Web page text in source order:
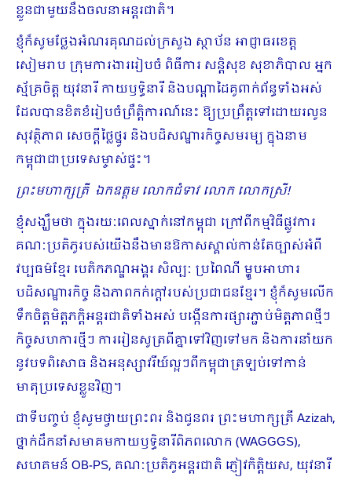
ខ្លួនជាមួយនឹងចលនាអន្តរជាតិ។
ខ្ញុំក៏សូមថ្លែងអំណរគុណដល់ក្រសួង ស្ថាប័ន អាជ្ញាធរខេត្ត
សៀមរាប ក្រុមការងាររៀបចំ ពិធីការ សន្តិសុខ សុខាភិបាល អ្នក
ស្ម័គ្រចិត្ត យុវនារី កាយឫទ្ធិនារី និងបណ្តាដៃគូពាក់ព័ន្ធទាំងអស់
ដែលបានខិតខំរៀបចំព្រឹត្តិការណ៍នេះ ឱ្យប្រព្រឹត្តទៅដោយរលូន
សុវត្ថិភាព សេចក្តីថ្លៃថ្នូរ និងបដិសណ្ឋារកិច្ចសមរម្យ ក្នុងនាម
កម្ពុជាជាប្រទេសម្ចាស់ផ្ទះ។
ព្រះមហាក្សត្រី ឯកឧត្តម លោកជំទាវ លោក លោកស្រី!
ខ្ញុំសង្ឃឹមថា ក្នុងរយៈពេលស្នាក់នៅកម្ពុជា ក្រៅពីកម្មវិធីផ្លូវការ
គណៈប្រតិភូរបស់យើងនឹងមានឱកាសស្គាល់កាន់តែច្បាស់អំពី
វប្បធម៌ខ្មែរ បេតិកភណ្ឌអង្គរ សិល្បៈ ប្រពៃណី ម្ហូបអាហារ
បដិសណ្ឋារកិច្ច និងភាពកក់ក្តៅរបស់ប្រជាជនខ្មែរ។ ខ្ញុំក៏សូមលើក
ទឹកចិត្តមិត្តភក្តិអន្តរជាតិទាំងអស់ បង្កើនការផ្សារភ្ជាប់មិត្តភាពថ្មីៗ
កិច្ចសហការថ្មីៗ ការរៀនសូត្រពីគ្នាទៅវិញទៅមក និងការនាំយក
នូវបទពិសោធ និងអនុស្សាវរីយ៍ល្អៗពីកម្ពុជាត្រឡប់ទៅកាន់
មាតុប្រទេសខ្លួនវិញ។
ជាទីបញ្ចប់ ខ្ញុំសូមថ្វាយព្រះពរ និងជូនពរ ព្រះមហាក្សត្រី Azizah,
ថ្នាក់ដឹកនាំសមាគមកាយឫទ្ធិនារីពិភពលោក (WAGGGS),
សហគមន៍ OB-PS, គណៈប្រតិភូអន្តរជាតិ ភ្ញៀវកិត្តិយស, យុវនារី